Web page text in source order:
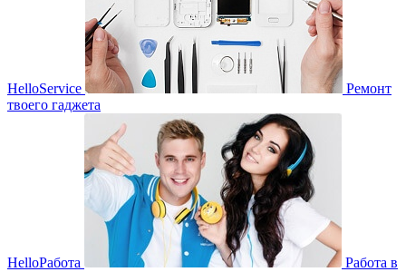
HelloService
Ремонт
твоего гаджета
HelloРабота
Работа в